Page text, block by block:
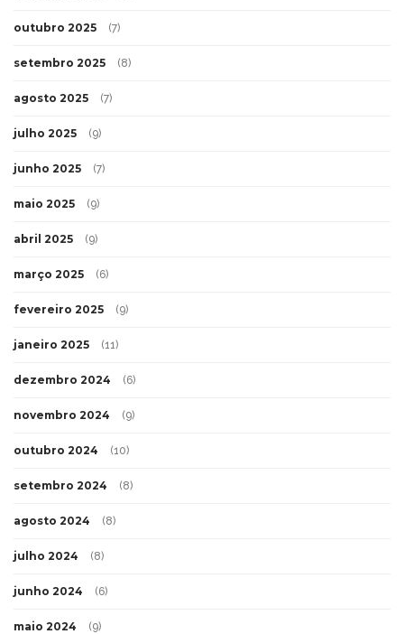
outubro 2025 (7)
setembro 2025 (8)
agosto 2025 (7)
julho 2025 (9)
junho 2025 (7)
maio 2025 (9)
abril 2025 (9)
março 2025 (6)
fevereiro 2025 (9)
janeiro 2025 (11)
dezembro 2024 (6)
novembro 2024 (9)
outubro 2024 (10)
setembro 2024 (8)
agosto 2024 (8)
julho 2024 (8)
junho 2024 (6)
maio 2024 (9)